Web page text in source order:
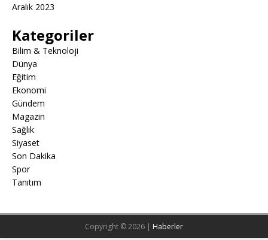
Aralık 2023
Kategoriler
Bilim & Teknoloji
Dünya
Eğitim
Ekonomi
Gündem
Magazin
Sağlık
Siyaset
Son Dakika
Spor
Tanıtım
Copyright © 2026 | Haberler